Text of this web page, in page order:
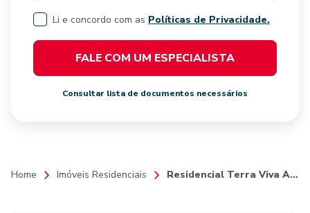
Li e concordo com as Políticas de Privacidade.
FALE COM UM ESPECIALISTA
Consultar lista de documentos necessários
Home Imóveis Residenciais Residencial Terra Viva Acácia - Fase 1